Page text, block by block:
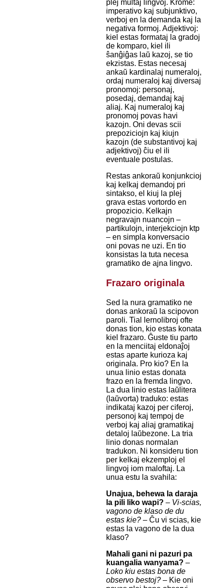
plej multaj lingvoj. Krome:
imperativo kaj subjunktivo,
verboj en la demanda kaj la
negativa formoj. Adjektivoj:
kiel estas formataj la gradoj
de komparo, kiel ili
ŝanĝiĝas laŭ kazoj, se tio
ekzistas. Estas necesaj
ankaŭ kardinalaj numeraloj,
ordaj numeraloj kaj diversaj
pronomoj: personaj,
posedaj, demandaj kaj
aliaj. Kaj numeraloj kaj
pronomoj povas havi
kazojn. Oni devas scii
prepoziciojn kaj kiujn
kazojn (de substantivoj kaj
adjektivoj) ĉiu el ili
eventuale postulas.
Restas ankoraŭ konjunkcioj
kaj kelkaj demandoj pri
sintakso, el kiuj la plej
grava estas vortordo en
propozicio. Kelkajn
negravajn nuancojn –
partikulojn, interjekciojn ktp
– en simpla konversacio
oni povas ne uzi. En tio
konsistas la tuta necesa
gramatiko de ajna lingvo.
Frazaro originala
Sed la nura gramatiko ne
donas ankoraŭ la scipovon
paroli. Tial lernolibroj ofte
donas tion, kio estas konata
kiel frazaro. Ĝuste tiu parto
en la menciitaj eldonaĵoj
estas aparte kurioza kaj
originala. Pro kio? En la
unua linio estas donata
frazo en la fremda lingvo.
La dua linio estas laŭlitera
(laŭvorta) traduko: estas
indikataj kazoj per ciferoj,
personoj kaj tempoj de
verboj kaj aliaj gramatikaj
detaloj laŭbezone. La tria
linio donas normalan
tradukon. Ni konsideru tion
per kelkaj ekzemploj el
lingvoj iom maloftaj. La
unua estu la svahila:
Unajua, behewa la daraja
la pili liko wapi? – Vi-scias,
vagono de klaso de du
estas kie?– Ĉu vi scias, kie
estas la vagono de la dua
klaso?
Mahali gani ni pazuri pa
kuangalia wanyama? –
Loko kiu estas bona de
observo bestoj?– Kie oni